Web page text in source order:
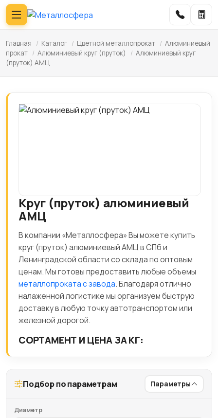
Главная / Каталог / Цветной металлопрокат / Алюминиевый
прокат / Алюминиевый круг (пруток) / Алюминиевый круг
(пруток) АМЦ
Круг (пруток) алюминиевый
АМЦ
В компании «Металлосфера» Вы можете купить
круг (пруток) алюминиевый АМЦ в СПб и
Ленинградской области со склада по оптовым
ценам. Мы готовы предоставить любые объемы
металлопроката с завода. Благодаря отлично
налаженной логистике мы организуем быструю
доставку в любую точку автотранспортом или
железной дорогой.
СОРТАМЕНТ И ЦЕНА ЗА КГ:
Подбор по параметрам Параметры
Диаметр